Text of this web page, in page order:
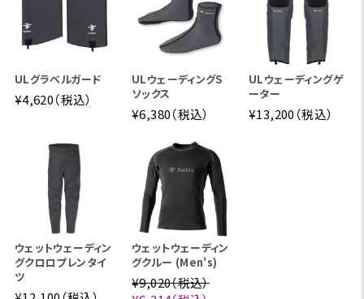
ULグラベルガード
¥4,620（税込）
ULウェーディングS
ソックス
¥6,380（税込）
ULウェーディングゲ
ーター
¥13,200（税込）
ウェットウェーディン
グクロロプレンタイ
ツ
ウェットウェーディン
グクルー (Men's)
¥9,020（税込）